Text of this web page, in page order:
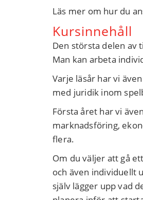
Läs mer om hur du
Kursinnehåll
Den största delen av
Man kan arbeta
Varje läsår har vi
med juridik inom
Första året har vi
marknadsföring,
flera.
Om du väljer att gå
och även individuellt
själv lägger upp vad